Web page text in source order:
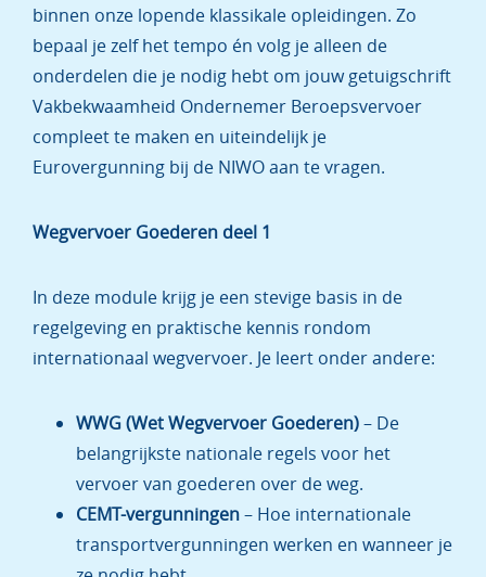
binnen onze lopende klassikale opleidingen. Zo
bepaal je zelf het tempo én volg je alleen de
onderdelen die je nodig hebt om jouw getuigschrift
Vakbekwaamheid Ondernemer Beroepsvervoer
compleet te maken en uiteindelijk je
Eurovergunning bij de NIWO aan te vragen.
Wegvervoer Goederen deel 1
In deze module krijg je een stevige basis in de
regelgeving en praktische kennis rondom
internationaal wegvervoer. Je leert onder andere:
WWG (Wet Wegvervoer Goederen)– De
belangrijkste nationale regels voor het
vervoer van goederen over de weg.
CEMT-vergunningen– Hoe internationale
transportvergunningen werken en wanneer je